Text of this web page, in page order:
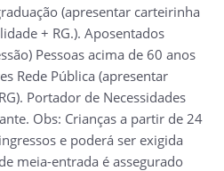
(apresentar carteirinha
+ RG.). Aposentados
Pessoas acima de 60 anos
Rede Pública (apresentar
Portador de Necessidades
Obs: Crianças a partir de 24
e poderá ser exigida
meia-entrada é assegurado